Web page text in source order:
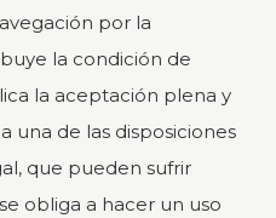
por la
la condición de
la aceptación plena y
una de las disposiciones
que pueden sufrir
obliga a hacer un uso